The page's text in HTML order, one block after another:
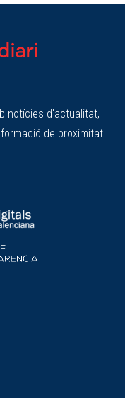
notícies d'actualitat,
de proximitat